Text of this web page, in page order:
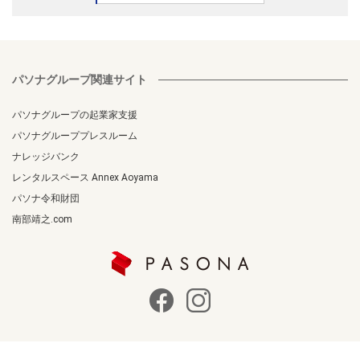
パソナグループ関連サイト
パソナグループの起業家支援
パソナグループプレスルーム
ナレッジバンク
レンタルスペース Annex Aoyama
パソナ令和財団
南部靖之.com